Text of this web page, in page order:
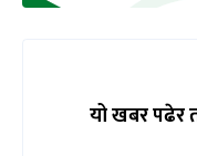
यो खबर पढेर